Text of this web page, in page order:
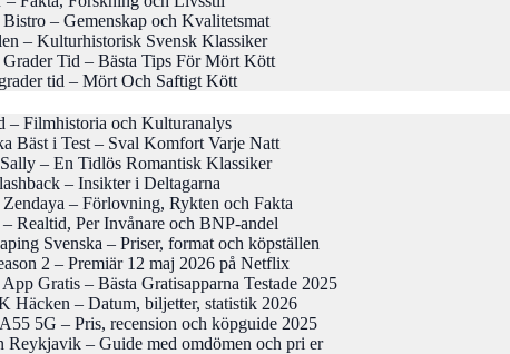
– Gemenskap och Kvalitetsmat
– Kulturhistorisk Svensk Klassiker
Tid – Bästa Tips För Mört Kött
tid – Mört Och Saftigt Kött
– Filmhistoria och Kulturanalys
Bäst i Test – Sval Komfort Varje Natt
– En Tidlös Romantisk Klassiker
– Insikter i Deltagarna
– Förlovning, Rykten och Fakta
Realtid, Per Invånare och BNP-andel
Svenska – Priser, format och köpställen
2 – Premiär 12 maj 2026 på Netflix
Gratis – Bästa Gratisapparna Testade 2025
Häcken – Datum, biljetter, statistik 2026
5G – Pris, recension och köpguide 2025
Reykjavik – Guide med omdömen och pri er